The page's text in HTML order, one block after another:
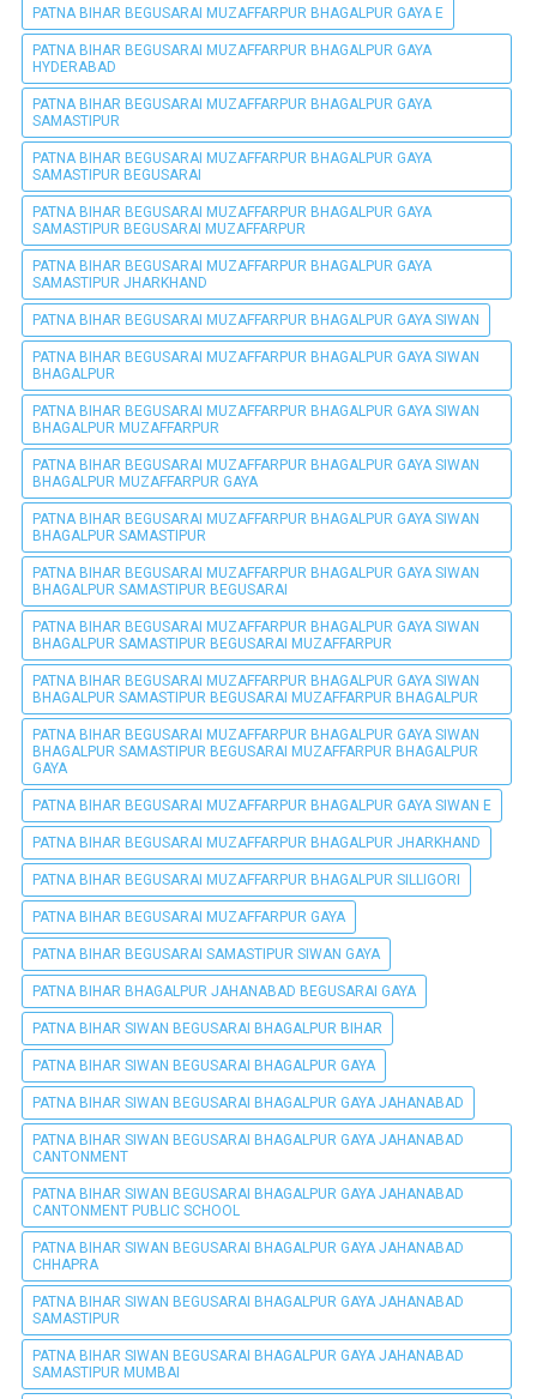
PATNA BIHAR BEGUSARAI MUZAFFARPUR BHAGALPUR GAYA E
PATNA BIHAR BEGUSARAI MUZAFFARPUR BHAGALPUR GAYA
HYDERABAD
PATNA BIHAR BEGUSARAI MUZAFFARPUR BHAGALPUR GAYA
SAMASTIPUR
PATNA BIHAR BEGUSARAI MUZAFFARPUR BHAGALPUR GAYA
SAMASTIPUR BEGUSARAI
PATNA BIHAR BEGUSARAI MUZAFFARPUR BHAGALPUR GAYA
SAMASTIPUR BEGUSARAI MUZAFFARPUR
PATNA BIHAR BEGUSARAI MUZAFFARPUR BHAGALPUR GAYA
SAMASTIPUR JHARKHAND
PATNA BIHAR BEGUSARAI MUZAFFARPUR BHAGALPUR GAYA SIWAN
PATNA BIHAR BEGUSARAI MUZAFFARPUR BHAGALPUR GAYA SIWAN
BHAGALPUR
PATNA BIHAR BEGUSARAI MUZAFFARPUR BHAGALPUR GAYA SIWAN
BHAGALPUR MUZAFFARPUR
PATNA BIHAR BEGUSARAI MUZAFFARPUR BHAGALPUR GAYA SIWAN
BHAGALPUR MUZAFFARPUR GAYA
PATNA BIHAR BEGUSARAI MUZAFFARPUR BHAGALPUR GAYA SIWAN
BHAGALPUR SAMASTIPUR
PATNA BIHAR BEGUSARAI MUZAFFARPUR BHAGALPUR GAYA SIWAN
BHAGALPUR SAMASTIPUR BEGUSARAI
PATNA BIHAR BEGUSARAI MUZAFFARPUR BHAGALPUR GAYA SIWAN
BHAGALPUR SAMASTIPUR BEGUSARAI MUZAFFARPUR
PATNA BIHAR BEGUSARAI MUZAFFARPUR BHAGALPUR GAYA SIWAN
BHAGALPUR SAMASTIPUR BEGUSARAI MUZAFFARPUR BHAGALPUR
PATNA BIHAR BEGUSARAI MUZAFFARPUR BHAGALPUR GAYA SIWAN
BHAGALPUR SAMASTIPUR BEGUSARAI MUZAFFARPUR BHAGALPUR
GAYA
PATNA BIHAR BEGUSARAI MUZAFFARPUR BHAGALPUR GAYA SIWAN E
PATNA BIHAR BEGUSARAI MUZAFFARPUR BHAGALPUR JHARKHAND
PATNA BIHAR BEGUSARAI MUZAFFARPUR BHAGALPUR SILLIGORI
PATNA BIHAR BEGUSARAI MUZAFFARPUR GAYA
PATNA BIHAR BEGUSARAI SAMASTIPUR SIWAN GAYA
PATNA BIHAR BHAGALPUR JAHANABAD BEGUSARAI GAYA
PATNA BIHAR SIWAN BEGUSARAI BHAGALPUR BIHAR
PATNA BIHAR SIWAN BEGUSARAI BHAGALPUR GAYA
PATNA BIHAR SIWAN BEGUSARAI BHAGALPUR GAYA JAHANABAD
PATNA BIHAR SIWAN BEGUSARAI BHAGALPUR GAYA JAHANABAD
CANTONMENT
PATNA BIHAR SIWAN BEGUSARAI BHAGALPUR GAYA JAHANABAD
CANTONMENT PUBLIC SCHOOL
PATNA BIHAR SIWAN BEGUSARAI BHAGALPUR GAYA JAHANABAD
CHHAPRA
PATNA BIHAR SIWAN BEGUSARAI BHAGALPUR GAYA JAHANABAD
SAMASTIPUR
PATNA BIHAR SIWAN BEGUSARAI BHAGALPUR GAYA JAHANABAD
SAMASTIPUR MUMBAI